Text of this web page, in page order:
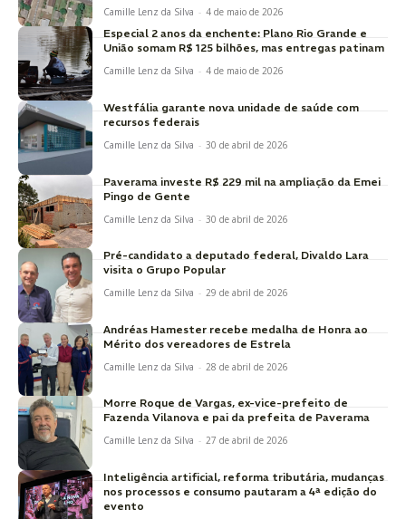
Camille Lenz da Silva - 4 de maio de 2026
Especial 2 anos da enchente: Plano Rio Grande e
União somam R$ 125 bilhões, mas entregas patinam
Camille Lenz da Silva - 4 de maio de 2026
Westfália garante nova unidade de saúde com
recursos federais
Camille Lenz da Silva - 30 de abril de 2026
Paverama investe R$ 229 mil na ampliação da Emei
Pingo de Gente
Camille Lenz da Silva - 30 de abril de 2026
Pré-candidato a deputado federal, Divaldo Lara
visita o Grupo Popular
Camille Lenz da Silva - 29 de abril de 2026
Andréas Hamester recebe medalha de Honra ao
Mérito dos vereadores de Estrela
Camille Lenz da Silva - 28 de abril de 2026
Morre Roque de Vargas, ex-vice-prefeito de
Fazenda Vilanova e pai da prefeita de Paverama
Camille Lenz da Silva - 27 de abril de 2026
Inteligência artificial, reforma tributária, mudanças
nos processos e consumo pautaram a 4ª edição do
evento